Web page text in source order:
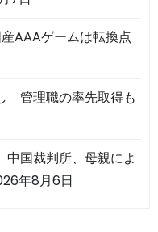
AAAゲームは転換点
管理職の率先取得も
国裁判所、母親によ
年8月6日